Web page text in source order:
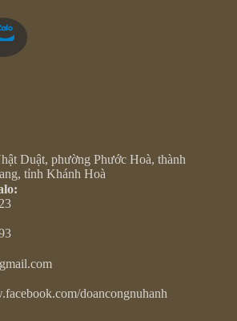
Duật, phường Phước Hoà, thành
tỉnh Khánh Hoà
doancongnuhanh